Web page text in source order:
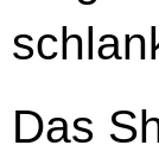
Das